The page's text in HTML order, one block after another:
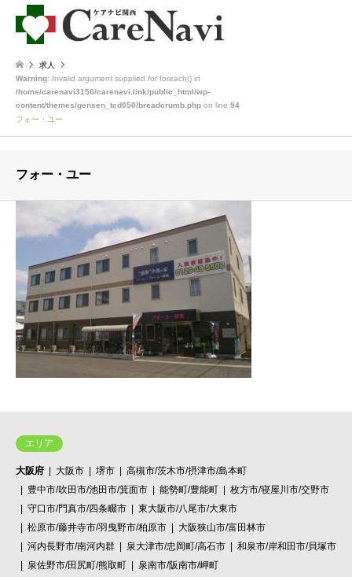
求人
Warning: Invalid argument supplied for foreach() in
/home/carenavi3150/carenavi.link/public_html/wp-
content/themes/gensen_tcd050/breadcrumb.php on line 94
フォー・ユー
フォー・ユー
エリア
大阪府 大阪市 堺市
高槻市/茨木市/摂津市/島本町
豊中市/吹田市/池田市/箕面市
能勢町/豊能町
枚方市/寝屋川市/交野市
守口市/門真市/四条畷市
東大阪市/八尾市/大東市
松原市/藤井寺市/羽曳野市/柏原市
大阪狭山市/富田林市
河内長野市/南河内群
泉大津市/忠岡町/高石市
和泉市/岸和田市/貝塚市
泉佐野市/田尻町/熊取町
泉南市/阪南市/岬町